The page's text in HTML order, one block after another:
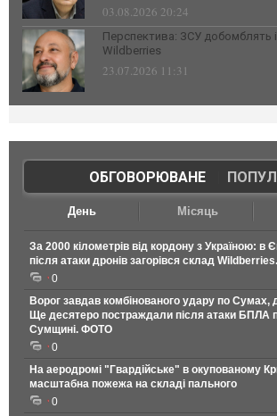
03.08.2026 20:24
Перспектива: ЗСУ добомблять і
Wildberries
23.07.2026 11:31
ОБГОВОРЮВАНЕ|
День Місяць
За 2000 кілометрів від кордону з Україною: в
після атаки дронів загорівся склад
0
Ворог завдав комбінованого удару по Сумах,
Ще десятеро постраждали після атаки БПЛА
Сумщині. ФОТО
0
На аеродромі "Гвардійське" в окупованому
масштабна пожежа на складі пального
0